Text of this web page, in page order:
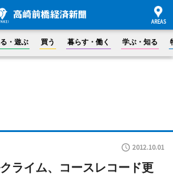
・遊ぶ 買う 暮らす・働く 学ぶ・知る
2012.10.01
ライム、コースレコード更